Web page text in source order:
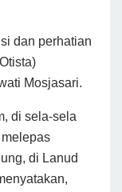
dan perhatian
Mosjasari.
di sela-sela
di Lanud